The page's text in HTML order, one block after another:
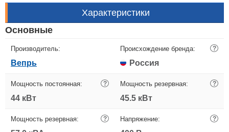
Характеристики
Основные
Производитель:
Вепрь
Происхождение бренда: ?
Россия
Мощность постоянная: ?
44 кВт
Мощность резервная: ?
45.5 кВт
Мощность резервная: ? Напряжение: ?